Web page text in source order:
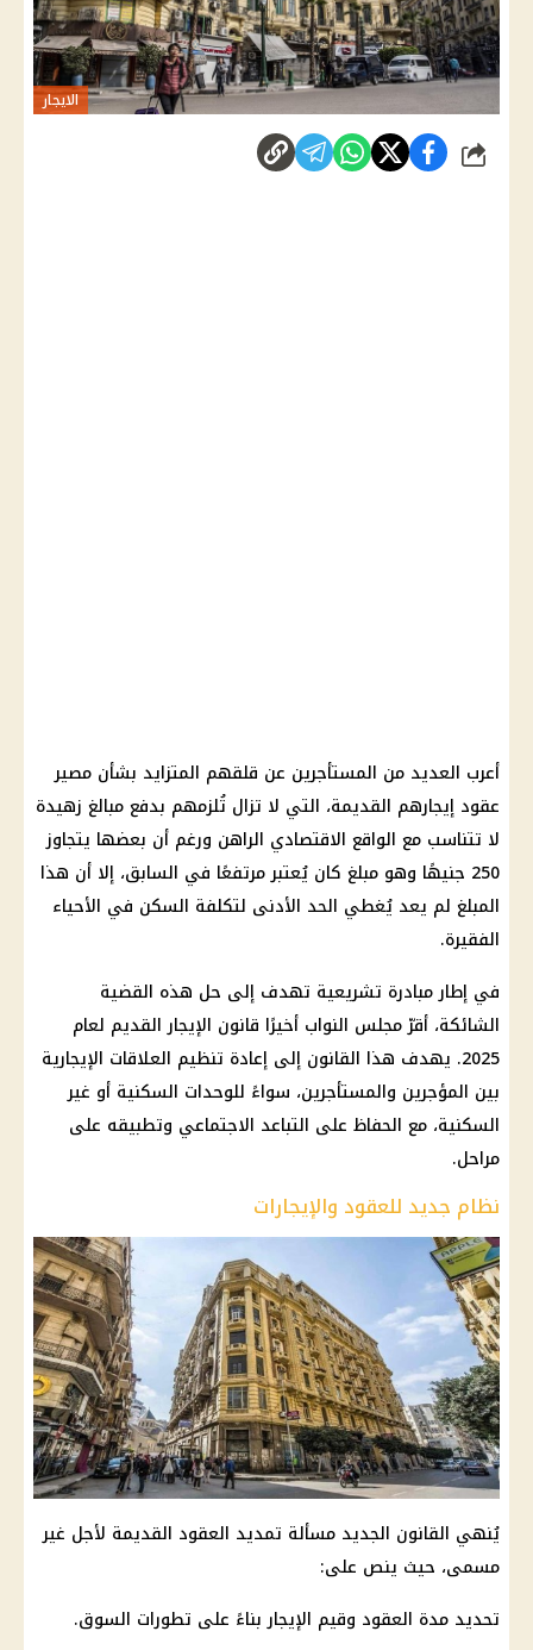
الايجار
شارك
أعرب العديد من المستأجرين عن قلقهم المتزايد بشأن مصير
عقود إيجارهم القديمة، التي لا تزال تُلزمهم بدفع مبالغ زهيدة
لا تتناسب مع الواقع الاقتصادي الراهن ورغم أن بعضها يتجاوز
250 جنيهًا وهو مبلغ كان يُعتبر مرتفعًا في السابق، إلا أن هذا
المبلغ لم يعد يُغطي الحد الأدنى لتكلفة السكن في الأحياء
الفقيرة.
في إطار مبادرة تشريعية تهدف إلى حل هذه القضية
الشائكة، أقرّ مجلس النواب أخيرًا قانون الإيجار القديم لعام
2025. يهدف هذا القانون إلى إعادة تنظيم العلاقات الإيجارية
بين المؤجرين والمستأجرين، سواءً للوحدات السكنية أو غير
السكنية، مع الحفاظ على التباعد الاجتماعي وتطبيقه على
مراحل.
نظام جديد للعقود والإيجارات
يُنهي القانون الجديد مسألة تمديد العقود القديمة لأجل غير
مسمى، حيث ينص على:
تحديد مدة العقود وقيم الإيجار بناءً على تطورات السوق.